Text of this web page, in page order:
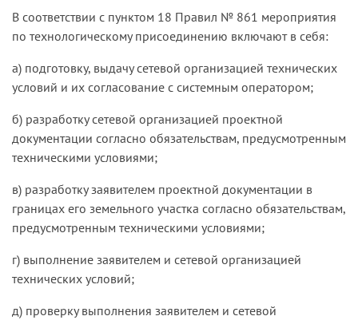
В соответствии с пунктом 18 Правил № 861 мероприятия
по технологическому присоединению включают в себя:
а) подготовку, выдачу сетевой организацией технических
условий и их согласование с системным оператором;
б) разработку сетевой организацией проектной
документации согласно обязательствам, предусмотренным
техническими условиями;
в) разработку заявителем проектной документации в
границах его земельного участка согласно обязательствам,
предусмотренным техническими условиями;
г) выполнение заявителем и сетевой организацией
технических условий;
д) проверку выполнения заявителем и сетевой